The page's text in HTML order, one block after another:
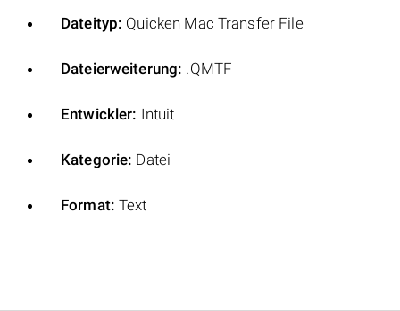
Dateityp: Quicken Mac Transfer File
Dateierweiterung: .QMTF
Entwickler: Intuit
Kategorie: Datei
Format: Text